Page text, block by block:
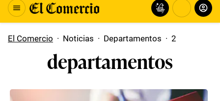
El Comercio · Noticias · Departamentos · 2
departamentos